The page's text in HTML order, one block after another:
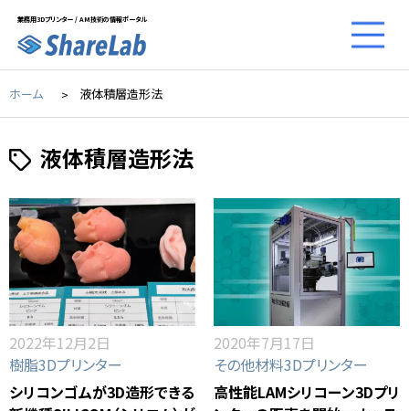
業務用3Dプリンター / AM技術の情報ポータル
ホーム 液体積層造形法
液体積層造形法
2022年12月2日
樹脂3Dプリンター
シリコンゴムが3D造形できる
2020年7月17日
その他材料3Dプリンター
高性能LAMシリコーン3Dプリ